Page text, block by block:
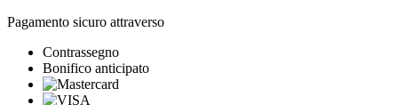
Pagamento sicuro attraverso
Contrassegno
Bonifico anticipato